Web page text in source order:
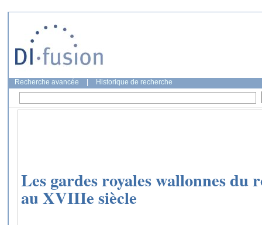
Recherche avancée Historique de recherche
Les gardes royales wallonnes
au XVIIIe siècle